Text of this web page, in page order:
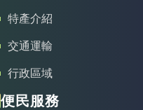
特產介紹
交通運輸
行政區域
便民服務